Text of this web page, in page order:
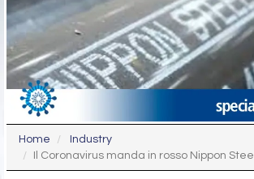
Home
Industry
Il Coronavirus manda in rosso Nippon Steel